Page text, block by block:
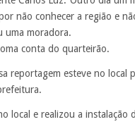
não conhecer a região e
uma moradora.
conta do quarteirão.
reportagem esteve no local
local e realizou a instalação